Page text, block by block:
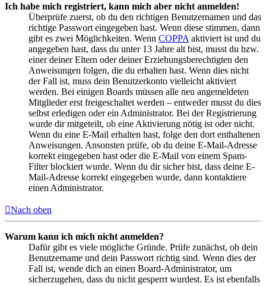
Ich habe mich registriert, kann mich aber nicht anmelden!
Überprüfe zuerst, ob du den richtigen Benutzernamen und das
richtige Passwort eingegeben hast. Wenn diese stimmen, dann
gibt es zwei Möglichkeiten. Wenn COPPA aktiviert ist und du
angegeben hast, dass du unter 13 Jahre alt bist, musst du bzw.
einer deiner Eltern oder deiner Erziehungsberechtigten den
Anweisungen folgen, die du erhalten hast. Wenn dies nicht
der Fall ist, muss dein Benutzerkonto vielleicht aktiviert
werden. Bei einigen Boards müssen alle neu angemeldeten
Mitglieder erst freigeschaltet werden – entweder musst du dies
selbst erledigen oder ein Administrator. Bei der Registrierung
wurde dir mitgeteilt, ob eine Aktivierung nötig ist oder nicht.
Wenn du eine E-Mail erhalten hast, folge den dort enthaltenen
Anweisungen. Ansonsten prüfe, ob du deine E-Mail-Adresse
korrekt eingegeben hast oder die E-Mail von einem Spam-
Filter blockiert wurde. Wenn du dir sicher bist, dass deine E-
Mail-Adresse korrekt eingegeben wurde, dann kontaktiere
einen Administrator.
Nach oben
Warum kann ich mich nicht anmelden?
Dafür gibt es viele mögliche Gründe. Prüfe zunächst, ob dein
Benutzername und dein Passwort richtig sind. Wenn dies der
Fall ist, wende dich an einen Board-Administrator, um
sicherzugehen, dass du nicht gesperrt wurdest. Es ist ebenfalls